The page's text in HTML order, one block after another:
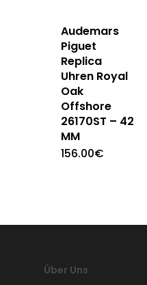
Audemars
Piguet
Replica
Uhren Royal
Oak
Offshore
26170ST – 42
MM
156.00€
Über Uns